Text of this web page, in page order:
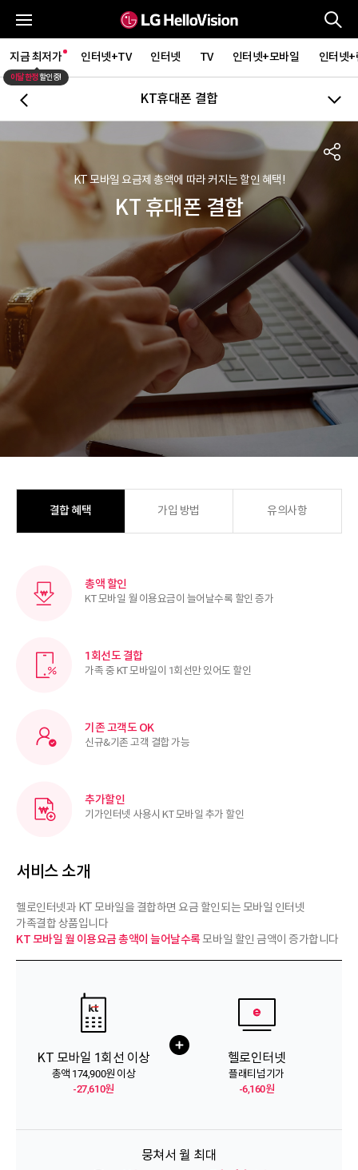
지금 최저가 인터넷+TV 인터넷 TV 인터넷+모바일 인터넷+
이달 한정할인중!
KT휴대폰 결합
KT 모바일 요금제 총액에 따라 커지는 할인 혜택!
KT 휴대폰 결합
결합 혜택 가입 방법 유의사항
총액 할인
KT 모바일 월 이용요금이 늘어날수록 할인 증가
1회선도 결합
가족 중 KT 모바일이 1회선만 있어도 할인
기존 고객도 OK
신규&기존 고객 결합 가능
추가할인
기가인터넷 사용시 KT 모바일 추가 할인
서비스 소개
헬로인터넷과 KT 모바일을 결합하면 요금 할인되는 모바일 인터넷
가족결합 상품입니다
KT 모바일 월 이용요금 총액이 늘어날수록모바일 할인 금액이 증가합니다
KT 모바일 1회선 이상
총액 174,900원 이상
-27,610원
헬로인터넷
플래티넘기가
-6,160원
뭉쳐서 월 최대